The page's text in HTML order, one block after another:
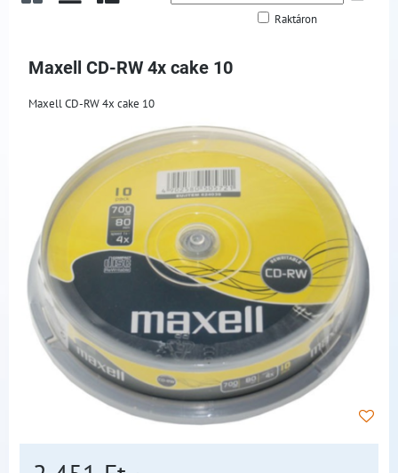
Raktáron
Maxell CD-RW 4x cake 10
Maxell CD-RW 4x cake 10